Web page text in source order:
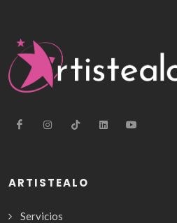
ARTISTEALO
Servicios